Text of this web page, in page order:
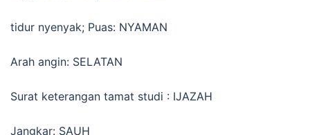
tidur nyenyak; Puas: NYAMAN
Arah angin: SELATAN
Surat keterangan tamat studi : IJAZAH
Jangkar: SAUH